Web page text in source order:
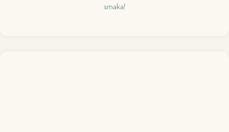
smaka!